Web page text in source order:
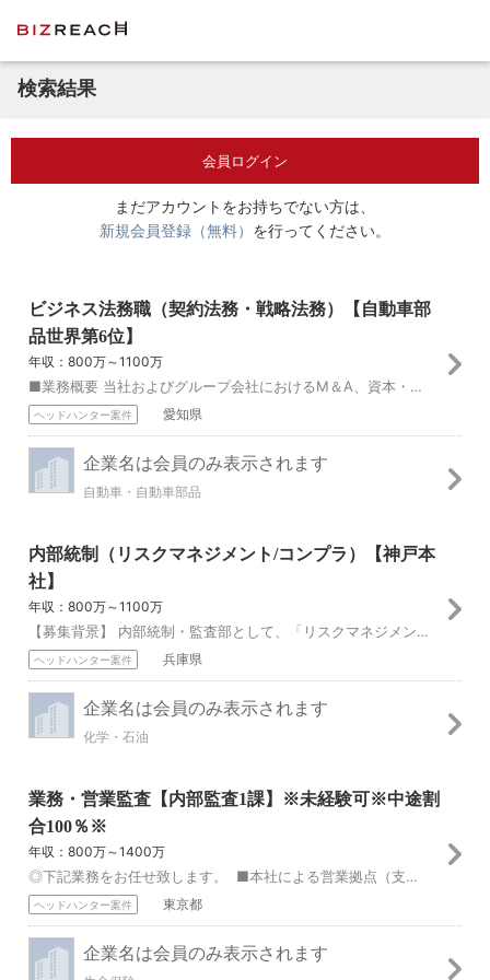
検索結果
会員ログイン
まだアカウントをお持ちでない方は、
新規会員登録（無料） を行ってください。
ビジネス法務職（契約法務・戦略法務）【自動車部
品世界第6位】
年収：800万～1100万
■業務概要 当社およびグループ会社におけるM＆A、資本・事業提携、技術提携、新規事業等に関する法制調査、戦略・スキーム検討、法的リスク発見・評価、契約交渉、許...
ヘッドハンター案件 愛知県
企業名は会員のみ表示されます
自動車・自動車部品
内部統制（リスクマネジメント/コンプラ）【神戸本
社】
年収：800万～1100万
【募集背景】 内部統制・監査部として、「リスクマネジメント」「コンプライアンス」「評価・監査」の一連のプロセスを一体運営することを通じて、「内部統制システムの...
ヘッドハンター案件 兵庫県
企業名は会員のみ表示されます
化学・石油
業務・営業監査【内部監査1課】※未経験可※中途割
合100％※
年収：800万～1400万
◎下記業務をお任せ致します。 ■本社による営業拠点（支社・代理店）管理を対象とした内部監査の実施 ■保険契約管理、保険金等支払管理を対象とした内部監査の実施...
ヘッドハンター案件 東京都
企業名は会員のみ表示されます